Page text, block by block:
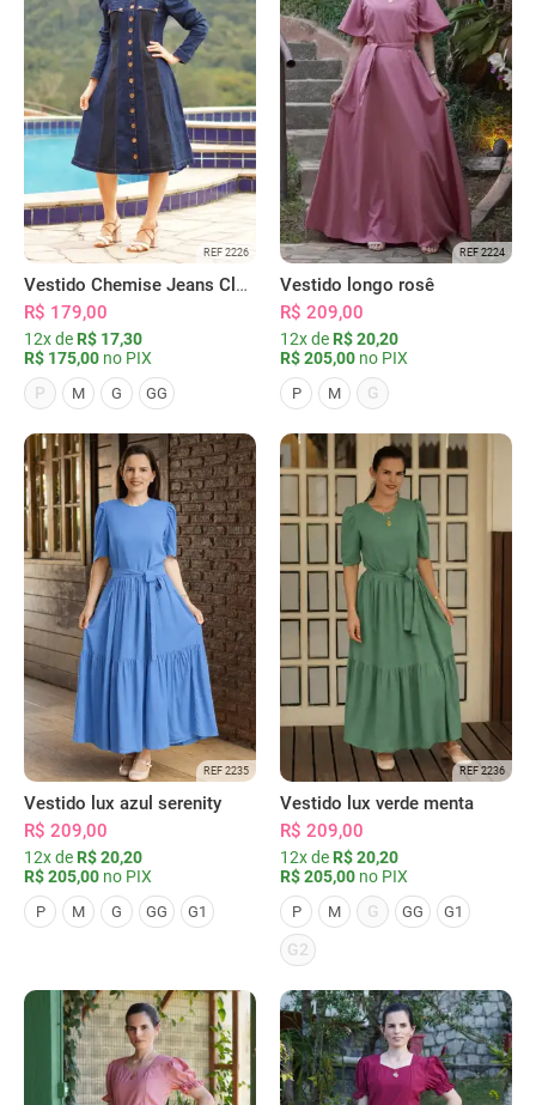
REF 2226
Vestido Chemise Jeans Clássica Serena
R$ 179,00
12x de R$ 17,30
R$ 175,00 no PIX
P
M G GG
REF 2224
Vestido longo rosê
R$ 209,00
12x de R$ 20,20
R$ 205,00 no PIX
P M G
REF 2235
Vestido lux azul serenity
R$ 209,00
12x de R$ 20,20
R$ 205,00 no PIX
P M G GG G1
REF 2236
Vestido lux verde menta
R$ 209,00
12x de R$ 20,20
R$ 205,00 no PIX
P M G GG G1
G2